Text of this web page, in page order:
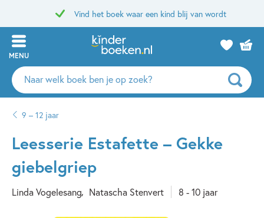
Vind het boek waar een kind blij van wordt
MENU
Zoeken
naar
auteurs
uitgevers
9 – 12 jaar
Leesserie Estafette – Gekke
giebelgriep
Linda Vogelesang Natascha Stenvert 8 - 10 jaar